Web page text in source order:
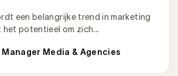
een belangrijke trend in marketing
het potentieel om zich...
Manager Media & Agencies